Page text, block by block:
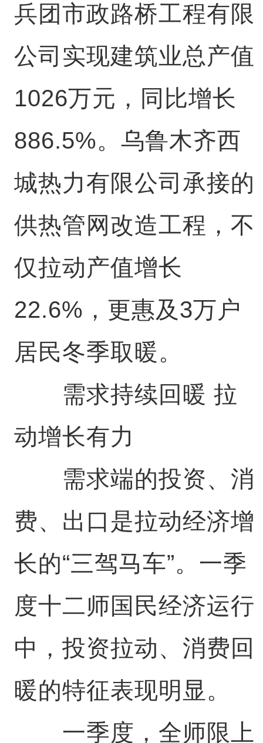
兵团市政路桥工程有限
公司实现建筑业总产值
1026万元，同比增长
886.5%。乌鲁木齐西
城热力有限公司承接的
供热管网改造工程，不
仅拉动产值增长
22.6%，更惠及3万户
居民冬季取暖。
需求持续回暖 拉
动增长有力
需求端的投资、消
费、出口是拉动经济增
长的“三驾马车”。一季
度十二师国民经济运行
中，投资拉动、消费回
暖的特征表现明显。
一季度，全师限上